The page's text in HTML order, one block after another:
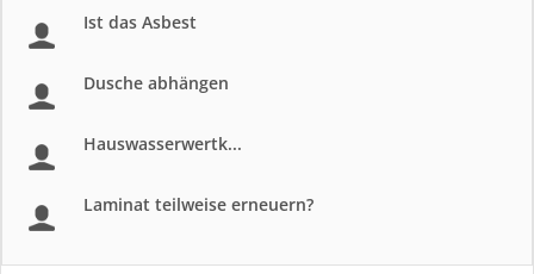
Ist das Asbest
Dusche abhängen
Hauswasserwertk...
Laminat teilweise erneuern?